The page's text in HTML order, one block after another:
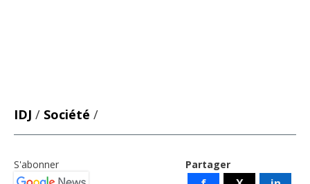
IDJ / Société /
Partager
S'abonner